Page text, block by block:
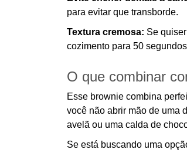
para evitar que transborde.
Textura cremosa: Se
cozimento para 50
O que combinar
Esse brownie combina
você não abrir mão de uma
avelã ou uma calda de
Se está buscando uma